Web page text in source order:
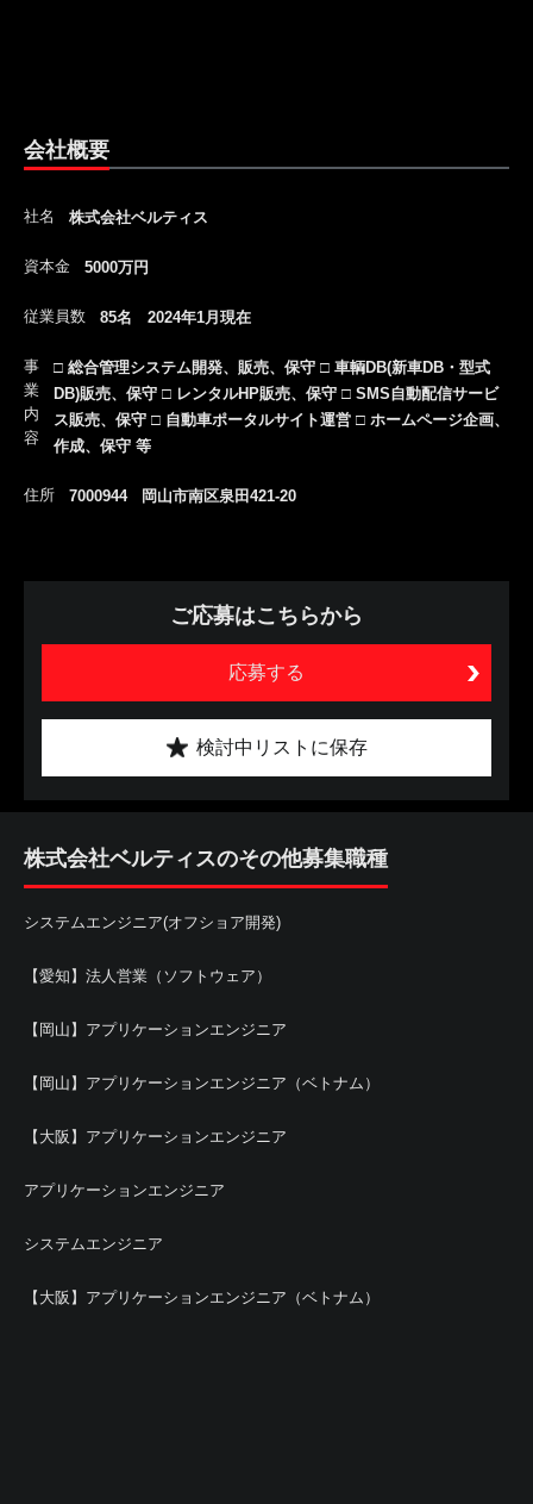
会社概要
社名 株式会社ベルティス
資本金 5000万円
従業員数 85名 2024年1月現在
事
業
内
容
□ 総合管理システム開発、販売、保守 □ 車輌DB(新車DB・型式
DB)販売、保守 □ レンタルHP販売、保守 □ SMS自動配信サービ
ス販売、保守 □ 自動車ポータルサイト運営 □ ホームページ企画、
作成、保守 等
住所 7000944 岡山市南区泉田421-20
ご応募はこちらから
応募する
検討中リストに保存
株式会社ベルティスのその他募集職種
システムエンジニア(オフショア開発)
【愛知】法人営業（ソフトウェア）
【岡山】アプリケーションエンジニア
【岡山】アプリケーションエンジニア（ベトナム）
【大阪】アプリケーションエンジニア
アプリケーションエンジニア
システムエンジニア
【大阪】アプリケーションエンジニア（ベトナム）